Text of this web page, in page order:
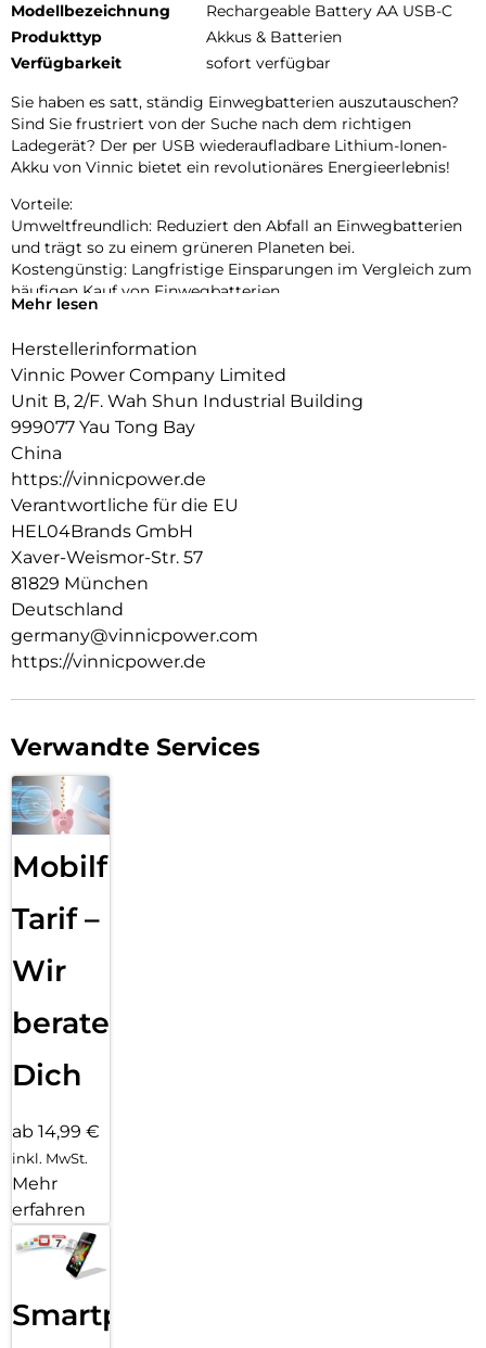
Modellbezeichnung
Rechargeable Battery AA USB-C
Produkttyp
Akkus & Batterien
Verfügbarkeit
sofort verfügbar
Sie haben es satt, ständig Einwegbatterien auszutauschen?
Sind Sie frustriert von der Suche nach dem richtigen
Ladegerät? Der per USB wiederaufladbare Lithium-Ionen-
Akku von Vinnic bietet ein revolutionäres Energieerlebnis!
Vorteile:
Umweltfreundlich: Reduziert den Abfall an Einwegbatterien
und trägt so zu einem grüneren Planeten bei.
Kostengünstig: Langfristige Einsparungen im Vergleich zum
häufigen Kauf von Einwegbatterien.
Bequemes Laden: Durch das Laden über USB sind keine
Zuverlässige Leistung: Konstante Spannung gewährleistet
einen gleichmäßigen Gerätebetrieb.
Mehr lesen
Herstellerinformation
Vinnic Power Company Limited
Unit B, 2/F. Wah Shun Industrial Building
999077 Yau Tong Bay
China
https://vinnicpower.de
Verantwortliche für die EU
HEL04Brands GmbH
Xaver-Weismor-Str. 57
81829 München
Deutschland
germany@vinnicpower.com
https://vinnicpower.de
Verwandte Services
Mobilfunk
Tarif –
Wir
beraten
Dich
ab 14,99 €
inkl. MwSt.
Mehr
erfahren
Smartphone